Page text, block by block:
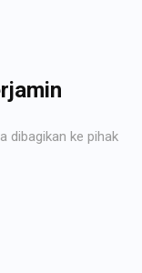
dibagikan ke pihak